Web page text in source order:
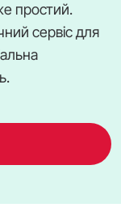
простий.
сервіс для